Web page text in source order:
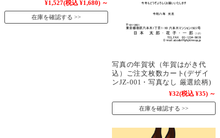
¥1,527(税込 ¥1,680) ～
在庫を確認する
写真の年賀状（年賀はがき代
込）ご注文枚数カート(デザイ
ンJZ-001・写真なし 厳選絵柄)
¥32(税込 ¥35) ～
在庫を確認する